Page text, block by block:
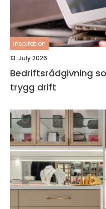
inspiration
13. July 2026
Bedriftsrådgivning
trygg drift